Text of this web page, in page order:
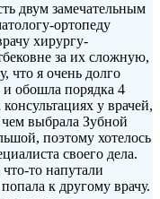
двум замечательным
ортопеду
хирургу-
за их сложную,
что я очень долго
обошла порядка 4
у врачей,
выбрала Зубной
поэтому хотелось
своего дела.
то напутали
к другому врачу.